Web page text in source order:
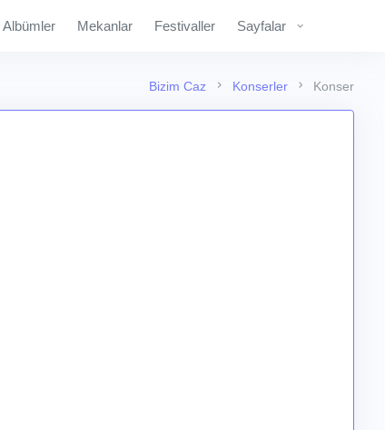
Albümler Mekanlar Festivaller Sayfalar
Bizim Caz Konserler Konser